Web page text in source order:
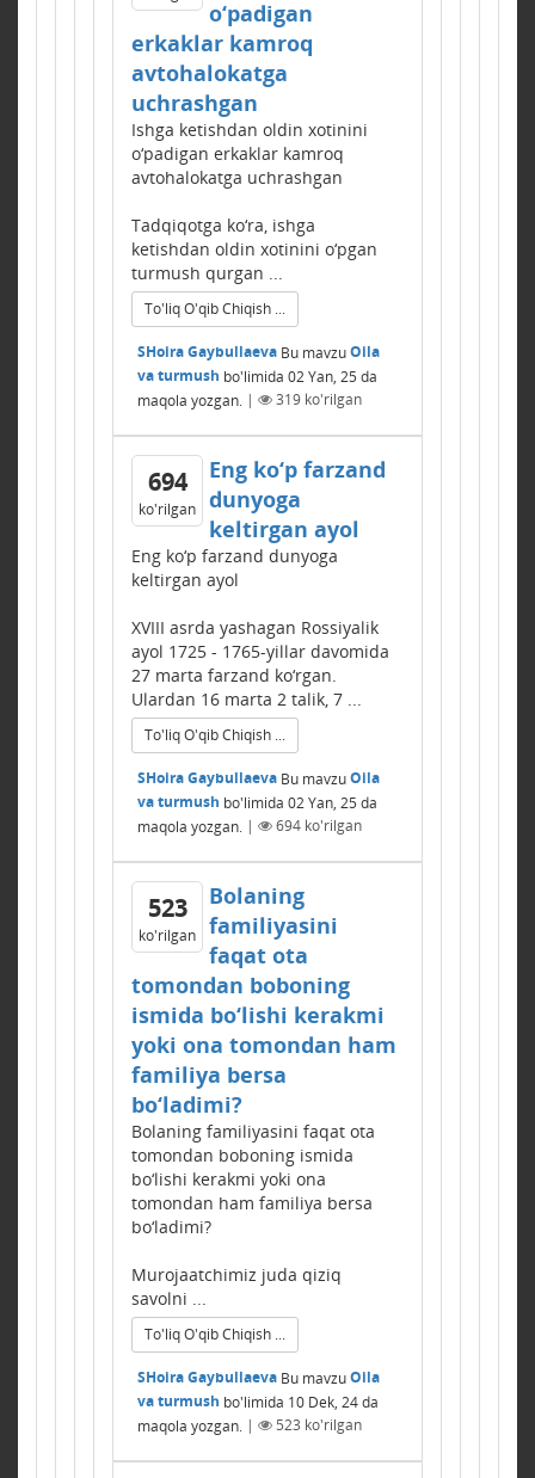
o‘padigan
erkaklar kamroq
avtohalokatga
uchrashgan
Ishga ketishdan oldin xotinini
o‘padigan erkaklar kamroq
avtohalokatga uchrashgan
Tadqiqotga ko‘ra, ishga
ketishdan oldin xotinini o‘pgan
turmush qurgan ...
To'liq O'qib Chiqish ...
SHoira Gaybullaeva Bu mavzuOila
va turmush bo'limida 02 Yan, 25 da
maqola yozgan. | 319 ko'rilgan
694
ko'rilgan
Eng ko‘p farzand
dunyoga
keltirgan ayol
Eng ko‘p farzand dunyoga
keltirgan ayol
XVIII asrda yashagan Rossiyalik
ayol 1725 - 1765-yillar davomida
27 marta farzand ko‘rgan.
Ulardan 16 marta 2 talik, 7 ...
To'liq O'qib Chiqish ...
SHoira Gaybullaeva Bu mavzuOila
va turmush bo'limida 02 Yan, 25 da
maqola yozgan. | 694 ko'rilgan
523
ko'rilgan
Bolaning
familiyasini
faqat ota
tomondan boboning
ismida bo‘lishi kerakmi
yoki ona tomondan ham
familiya bersa
bo‘ladimi?
Bolaning familiyasini faqat ota
tomondan boboning ismida
bo‘lishi kerakmi yoki ona
tomondan ham familiya bersa
bo‘ladimi?
Murojaatchimiz juda qiziq
savolni ...
To'liq O'qib Chiqish ...
SHoira Gaybullaeva Bu mavzuOila
va turmush bo'limida 10 Dek, 24da
maqola yozgan. | 523 ko'rilgan